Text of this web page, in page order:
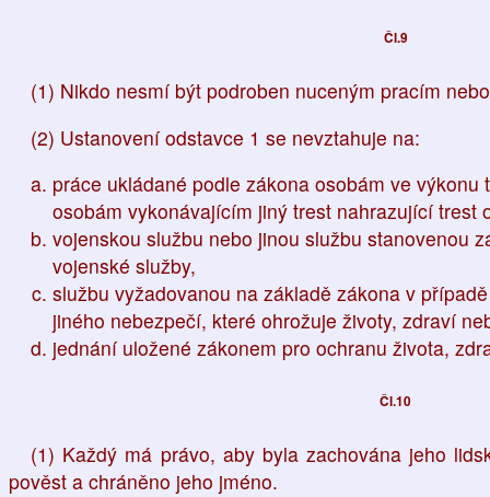
Čl.9
(1) Nikdo nesmí být podroben nuceným pracím
(2) Ustanovení odstavce 1 se nevztahuje na:
práce ukládané podle zákona osobám ve
osobám vykonávajícím jiný trest nahrazující trest
vojenskou službu nebo jinou službu stanovenou
vojenské služby,
službu vyžadovanou na základě zákona v
jiného nebezpečí, které ohrožuje životy, zdraví
jednání uložené zákonem pro ochranu života,
Čl.10
(1) Každý má právo, aby byla zachována jeho
pověst a chráněno jeho jméno.